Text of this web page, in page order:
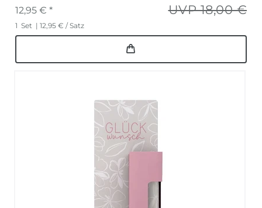
UVP 18,00 €
12,95 € *
1 Set | 12,95 € / Satz